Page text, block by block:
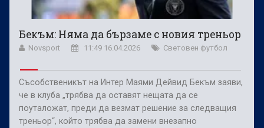
Бекъм: Няма да бързаме с новия треньор
Novsport 11:49 16.04.2026 Световен футбол
Съсобственикът на Интер Маями Дейвид Бекъм заяви,
че в клуба „трябва да оставят нещата да се
поуталожат, преди да везмат решение за следващия
треньор“, който трябва да замени внезапно